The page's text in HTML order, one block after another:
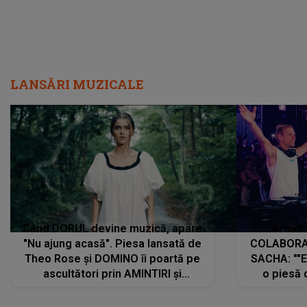
LANSĂRI MUZICALE
Când DORUL devine muzică, apare
"Nu ajung acasă". Piesa lansată de
Theo Rose și DOMINO îi poartă pe
ascultători prin AMINTIRI și
SACHA:
o piesă